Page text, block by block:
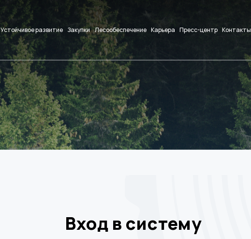
Устойчивое развитие Закупки Лесообеспечение Карьера Пресс-центр Контакты
Вход в систему